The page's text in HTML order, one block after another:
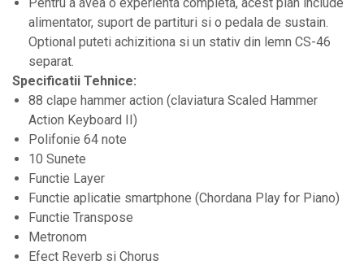
Instrumente si jucarii pentru copii
Instrumente traditionale
Tobe
Accesorii DJ
Accesorii Pick-up si Vinyl
Case-uri DJ
CD Playere DJ
Console DJ
alimentator, suport de partituri si o pedala de sustain.
Optional puteti achizitiona si un stativ din lemn CS-46
separat.
Specificatii Tehnice:
88 clape hammer action (claviatura Scaled Hammer
Action Keyboard II)
Polifonie 64 note
10 Sunete
Functie Layer
Functie aplicatie smartphone (Chordana Play for Piano)
Functie Transpose
Metronom
Efect Reverb si Chorus